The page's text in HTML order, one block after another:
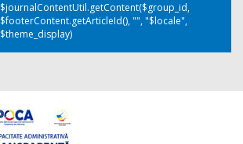
$journalContentUtil.getContent($group_id,
$footerContent.getArticleId(), "", "$locale",
$theme_display)